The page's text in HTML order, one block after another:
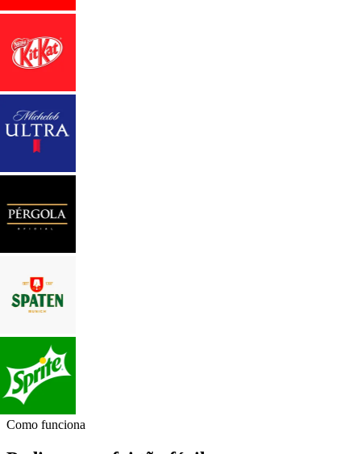
Como funciona